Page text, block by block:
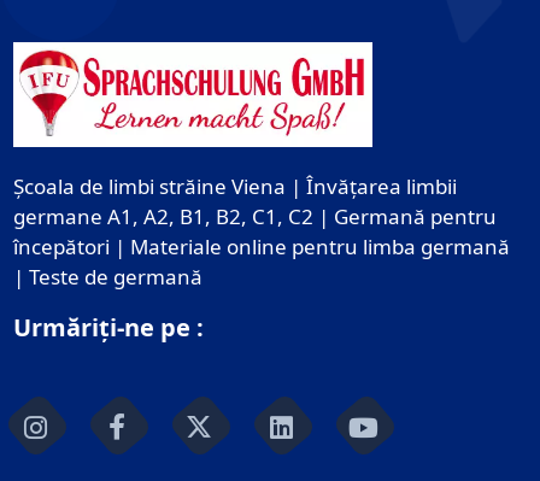
Școala de limbi străine Viena | Învățarea limbii
germane A1, A2, B1, B2, C1, C2 | Germană pentru
începători | Materiale online pentru limba germană
| Teste de germană
Urmăriți-ne pe :